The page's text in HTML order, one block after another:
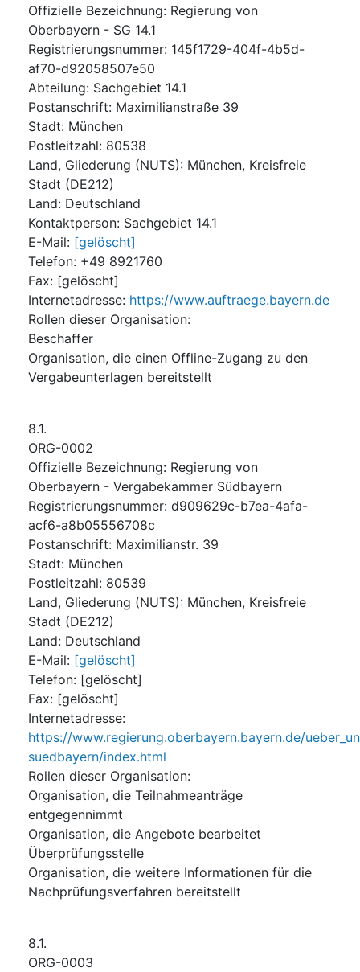
Offizielle Bezeichnung: Regierung von
Oberbayern - SG 14.1
Registrierungsnummer: 145f1729-404f-4b5d-
af70-d92058507e50
Abteilung: Sachgebiet 14.1
Postanschrift: Maximilianstraße 39
Stadt: München
Postleitzahl: 80538
Land, Gliederung (NUTS): München, Kreisfreie
Stadt (DE212)
Land: Deutschland
Kontaktperson: Sachgebiet 14.1
E-Mail: [gelöscht]
Telefon: +49 8921760
Fax: [gelöscht]
Internetadresse: https://www.auftraege.bayern.de
Rollen dieser Organisation:
Beschaffer
Organisation, die einen Offline-Zugang zu den
Vergabeunterlagen bereitstellt
8.1.
ORG-0002
Offizielle Bezeichnung: Regierung von
Oberbayern - Vergabekammer Südbayern
Registrierungsnummer: d909629c-b7ea-4afa-
acf6-a8b05556708c
Postanschrift: Maximilianstr. 39
Stadt: München
Postleitzahl: 80539
Land, Gliederung (NUTS): München, Kreisfreie
Stadt (DE212)
Land: Deutschland
E-Mail: [gelöscht]
Telefon: [gelöscht]
Fax: [gelöscht]
Internetadresse:
https://www.regierung.oberbayern.bayern.de/
suedbayern/index.html
Rollen dieser Organisation:
Organisation, die Teilnahmeanträge
entgegennimmt
Organisation, die Angebote bearbeitet
Überprüfungsstelle
Organisation, die weitere Informationen für die
Nachprüfungsverfahren bereitstellt
8.1.
ORG-0003